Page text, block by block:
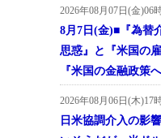
2026年08月07日(金)06
8月7日(金)■『為替
思惑』と『米国の
『米国の金融政策
2026年08月06日(木)17
日米協調介入の影